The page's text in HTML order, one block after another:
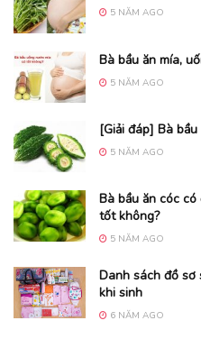
5 NĂM AGO
Bà bầu ăn mía,
5 NĂM AGO
[Giải đáp] Bà
5 NĂM AGO
Bà bầu ăn cóc
tốt không?
5 NĂM AGO
Danh sách đồ sơ
khi sinh
6 NĂM AGO